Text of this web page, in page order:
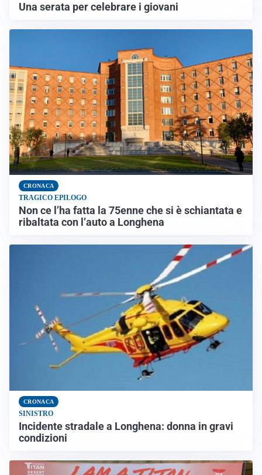
Una serata per celebrare i giovani
CRONACA
TRAGICO EPILOGO
Non ce l’ha fatta la 75enne che si è schiantata e
ribaltata con l’auto a Longhena
CRONACA
SINISTRO
Incidente stradale a Longhena: donna in gravi
condizioni